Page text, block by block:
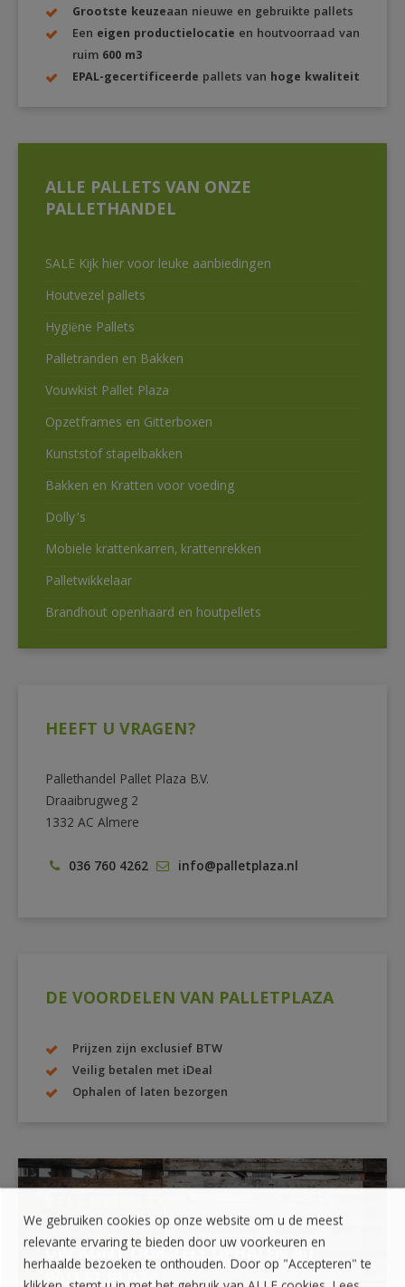
Grootste keuzeaan nieuwe en gebruikte pallets
Een eigen productielocatie en houtvoorraad van
ruim 600 m3
EPAL-gecertificeerde pallets van hoge kwaliteit
ALLE PALLETS VAN ONZE
PALLETHANDEL
SALE Kijk hier voor leuke aanbiedingen
Houtvezel pallets
Hygiëne Pallets
Palletranden en Bakken
Vouwkist Pallet Plaza
Opzetframes en Gitterboxen
Kunststof stapelbakken
Bakken en Kratten voor voeding
Dolly’s
Mobiele krattenkarren, krattenrekken
Palletwikkelaar
Brandhout openhaard en houtpellets
HEEFT U VRAGEN?
Pallethandel Pallet Plaza B.V.
Draaibrugweg 2
1332 AC Almere
036 760 4262 info@palletplaza.nl
DE VOORDELEN VAN PALLETPLAZA
Prijzen zijn exclusief BTW
Veilig betalen met iDeal
Ophalen of laten bezorgen
UW KUNT OOK ZELF OPHALEN BIJ
We gebruiken cookies op onze website om u de meest
relevante ervaring te bieden door uw voorkeuren en
herhaalde bezoeken te onthouden. Door op "Accepteren" te